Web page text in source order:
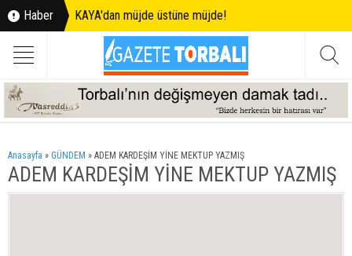
Haber KAYA'dan müjde üstüne müjde!
Anasayfa » GÜNDEM » ADEM KARDEŞİM YİNE MEKTUP YAZMIŞ
ADEM KARDEŞİM YİNE MEKTUP YAZMIŞ